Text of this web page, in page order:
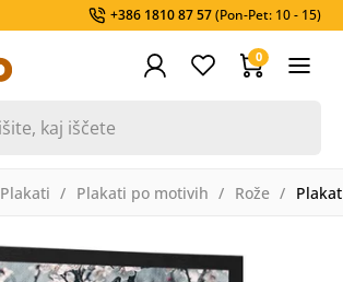
+386 1810 87 57(Pon-Pet: 10 - 15)
0
Plakati Plakati po motivih Rože